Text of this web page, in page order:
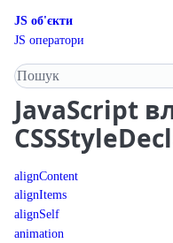
JS об'єкти
JS оператори
Пошук у довіднику
JavaScript
alignContent
alignItems
alignSelf
animation